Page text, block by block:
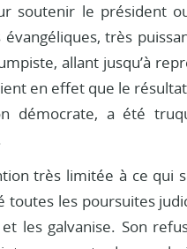
soutenir le président
très
allant jusqu’à
en effet que le
démocrate, a été
très limitée à ce qui
toutes les poursuites
les galvanise. Son